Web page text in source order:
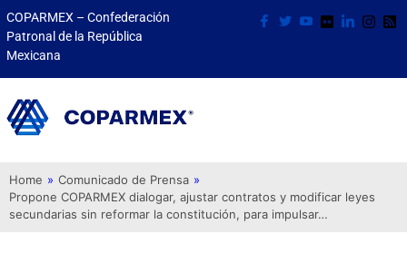
COPARMEX – Confederación
Patronal de la República
Mexicana
Home » Comunicado de Prensa »
Propone COPARMEX dialogar, ajustar contratos y modificar leyes
secundarias sin reformar la constitución, para impulsar…